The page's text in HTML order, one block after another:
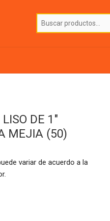
DE 1″
MEJIA (50)
variar de acuerdo a la